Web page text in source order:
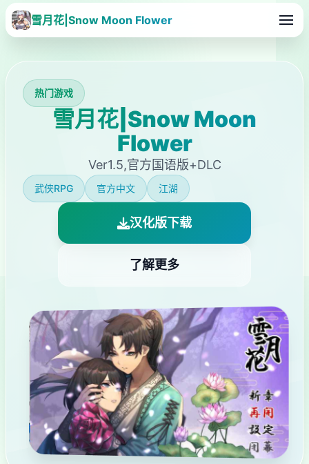
雪月花|Snow Moon Flower
热门游戏
雪月花|Snow Moon
Flower
Ver1.5,官方国语版+DLC
武侠RPG 官方中文 江湖
汉化版下载
了解更多